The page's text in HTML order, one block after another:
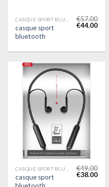
casque sport
bluetooth
€57.00
€44.00
casque sport
bluetooth
€49.00
€38.00